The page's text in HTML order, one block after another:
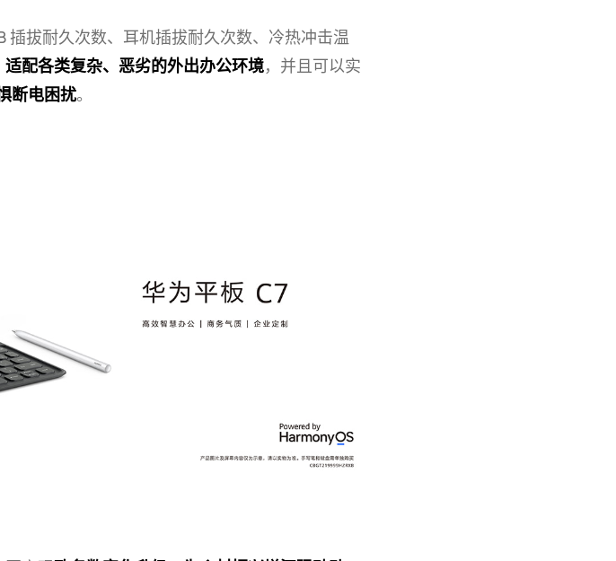
插拔耐久次数、耳机插拔耐久次数、冷热冲击温
适配各类复杂、恶劣的外出办公环境，并且可以实
断电困扰。